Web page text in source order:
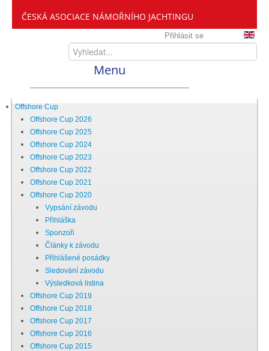
ČESKÁ ASOCIACE NÁMOŘNÍHO JACHTINGU
Přihlásit se
Menu
Home
ČANY
Kdo jsme
Zveme vás mezi nás
Setkání ČANY
Chci se stát členem
Oznámení
Offshore Cup
Offshore Cup 2026
Offshore Cup 2025
Offshore Cup 2024
Offshore Cup 2023
Offshore Cup 2022
Offshore Cup 2021
Offshore Cup 2020
Vypsání závodu
Přihláška
Sponzoři
Články k závodu
Přihlášené posádky
Sledování závodu
Výsledková listina
Offshore Cup 2019
Offshore Cup 2018
Offshore Cup 2017
Offshore Cup 2016
Offshore Cup 2015